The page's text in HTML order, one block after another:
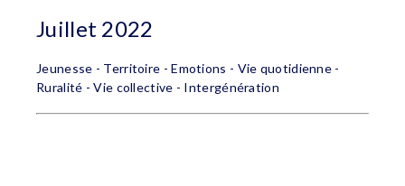
Juillet 2022
Jeunesse - Territoire - Emotions - Vie quotidienne -
Ruralité - Vie collective - Intergénération